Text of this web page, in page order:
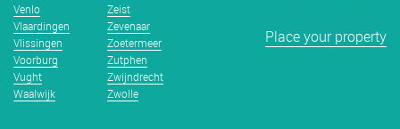
Venlo
Vlaardingen
Vlissingen
Voorburg
Vught
Waalwijk
Zeist
Zevenaar
Zoetermeer
Zutphen
Zwijndrecht
Zwolle
Place your property